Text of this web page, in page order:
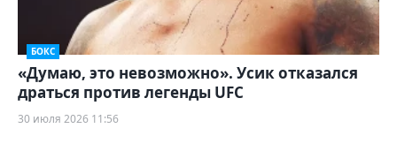
БОКС
«Думаю, это невозможно». Усик отказался
драться против легенды UFC
30 июля 2026 11:56